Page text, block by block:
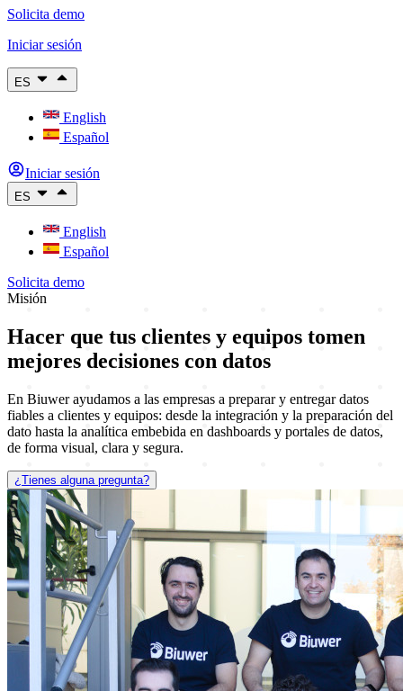
Solicita demo
Iniciar sesión
ES
English
Español
Iniciar sesión
ES
English
Español
Solicita demo
Misión
Hacer que tus clientes y equipos tomen
mejores decisiones con datos
En Biuwer ayudamos a las empresas a preparar y entregar datos
fiables a clientes y equipos: desde la integración y la preparación del
dato hasta la analítica embebida en dashboards y portales de datos,
de forma visual, clara y segura.
¿Tienes alguna pregunta?